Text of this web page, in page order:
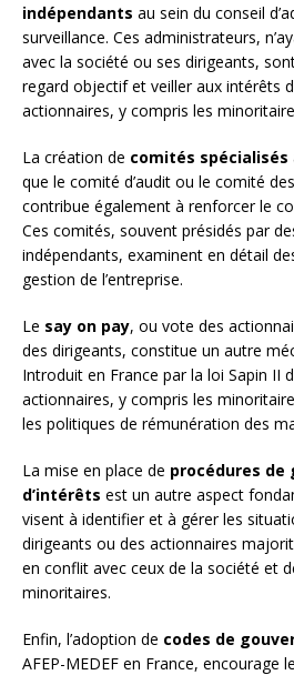
indépendants au sein du conseil
surveillance. Ces administrateurs,
avec la société ou ses dirigeants,
regard objectif et veiller aux intérêts
actionnaires, y compris les
La création de comités spécialisés
que le comité d’audit ou le comité
contribue également à renforcer le
Ces comités, souvent présidés par
indépendants, examinent en détail
gestion de l’entreprise.
Le say on pay, ou vote des
des dirigeants, constitue un autre
Introduit en France par la loi Sapin II
actionnaires, y compris les
les politiques de rémunération des
La mise en place de procédures
d’intérêts est un autre aspect
visent à identifier et à gérer les
dirigeants ou des actionnaires
en conflit avec ceux de la société et
minoritaires.
Enfin, l’adoption de codes de
AFEP-MEDEF en France, encourage